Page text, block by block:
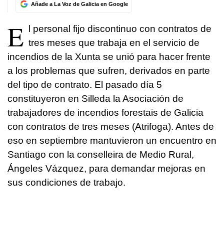
Añade a La Voz de Galicia en Google
E l personal fijo discontinuo con contratos de
tres meses que trabaja en el servicio de
incendios de la Xunta se unió para hacer frente
a los problemas que sufren, derivados en parte
del tipo de contrato. El pasado día 5
constituyeron en Silleda la Asociación de
trabajadores de incendios forestais de Galicia
con contratos de tres meses (Atrifoga). Antes de
eso en septiembre mantuvieron un encuentro en
Santiago con la conselleira de Medio Rural,
Ángeles Vázquez, para demandar mejoras en
sus condiciones de trabajo.